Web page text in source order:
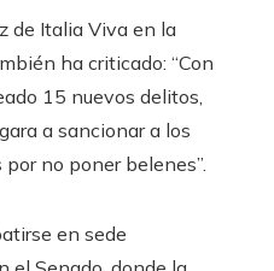
de Italia Viva en la
ha criticado: “Con
15 nuevos delitos,
a sancionar a los
no poner belenes”.
en sede